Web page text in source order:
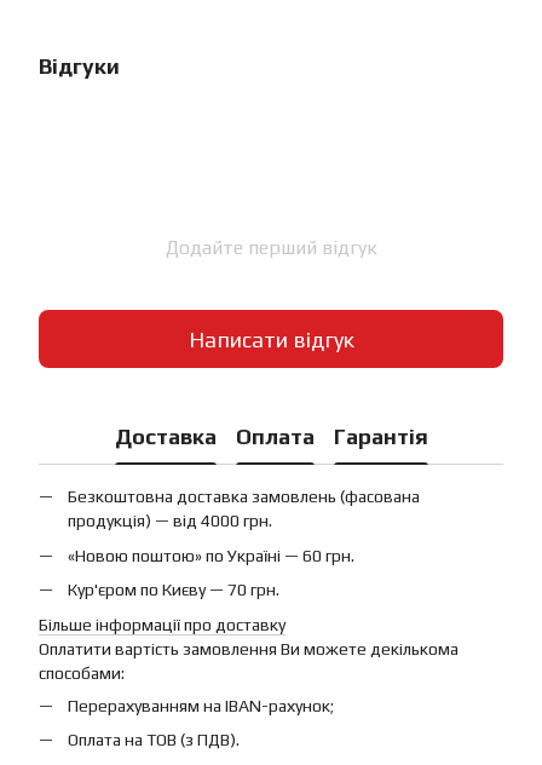
Відгуки
Додайте перший відгук
Написати відгук
Доставка Оплата Гарантія
Безкоштовна доставка замовлень (фасована
продукція) — від 4000 грн.
«Новою поштою» по Україні — 60 грн.
Кур'єром по Києву — 70 грн.
Більше інформації про доставку
Оплатити вартість замовлення Ви можете декількома
способами:
Перерахуванням на IBAN-рахунок;
Оплата на ТОВ (з ПДВ).